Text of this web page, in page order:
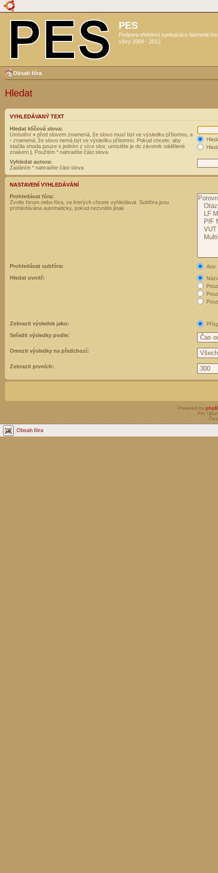
PES
Podpora efektivní spolupráce
sféry 2009 - 2012
Obsah fóra
Hledat
VYHLEDÁVANÝ TEXT
Hledat klíčová slova:
Umístění + před slovem znamená, že slovo musí být ve výsledku přítomno, a
- znamená, že slovo nemá být ve výsledku přítomno. Pokud chcete, aby
stačila shoda pouze s jedním z více slov, umístěte je do závorek oddělené
znakem | . Použitím * nahradíte část slova
Vyhledat autora:
Zadáním * nahradíte část slova
NASTAVENÍ VYHLEDÁVÁNÍ
Prohledávat fóra:
Zvolte fórum nebo fóra, ve kterých chcete vyhledávat. Subfóra jsou
prohledávána automaticky, pokud nezvolíte jinak.
Prohledávat subfóra:
Ano
Hledat uvnitř:
Zobrazit výsledek jako:
Seřadit výsledky podle:
Omezit výsledky na předchozí:
Zobrazit prvních:
Powered by
Pro
Obsah fóra